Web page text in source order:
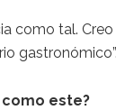
como tal.
este?